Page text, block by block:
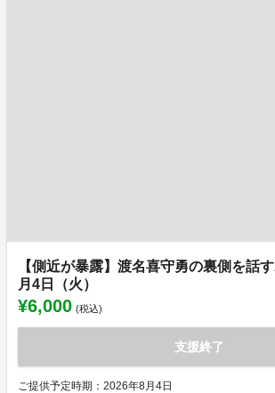
【側近が暴露】渡名喜守勇の裏側を話
月4日（火）
¥6,000 (税込)
支援終了
ご提供予定時期：2026年8月4日